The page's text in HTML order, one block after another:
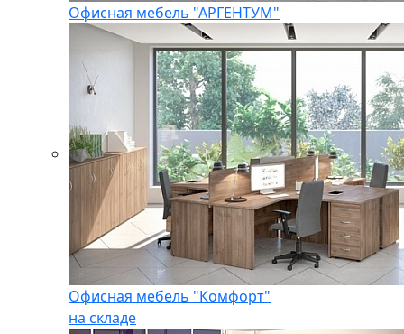
Офисная мебель "АРГЕНТУМ"
Офисная мебель "Комфорт"
на складе